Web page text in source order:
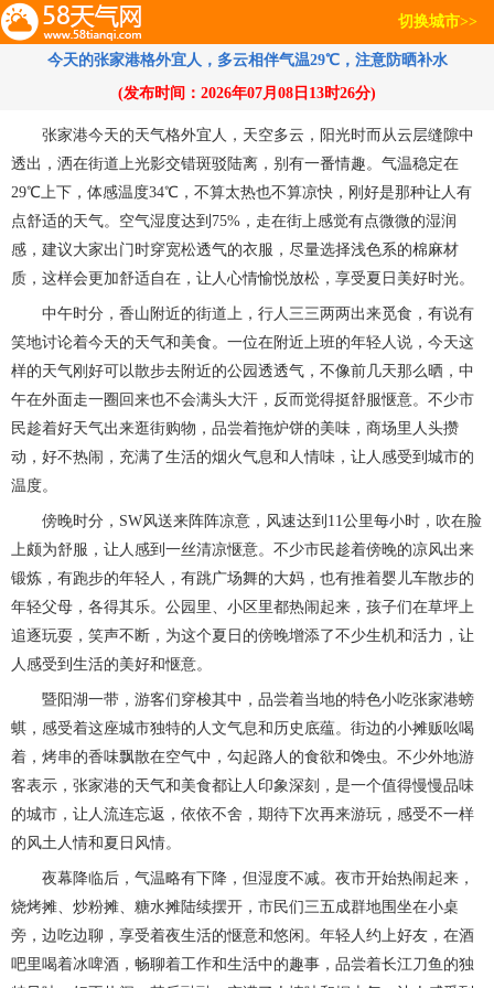
切换城市>>
今天的张家港格外宜人，多云相伴气温29℃，注意防晒补水
(发布时间：2026年07月08日13时26分)
张家港今天的天气格外宜人，天空多云，阳光时而从云层缝隙中
透出，洒在街道上光影交错斑驳陆离，别有一番情趣。气温稳定在
29℃上下，体感温度34℃，不算太热也不算凉快，刚好是那种让人有
点舒适的天气。空气湿度达到75%，走在街上感觉有点微微的湿润
感，建议大家出门时穿宽松透气的衣服，尽量选择浅色系的棉麻材
质，这样会更加舒适自在，让人心情愉悦放松，享受夏日美好时光。
中午时分，香山附近的街道上，行人三三两两出来觅食，有说有
笑地讨论着今天的天气和美食。一位在附近上班的年轻人说，今天这
样的天气刚好可以散步去附近的公园透透气，不像前几天那么晒，中
午在外面走一圈回来也不会满头大汗，反而觉得挺舒服惬意。不少市
民趁着好天气出来逛街购物，品尝着拖炉饼的美味，商场里人头攒
动，好不热闹，充满了生活的烟火气息和人情味，让人感受到城市的
温度。
傍晚时分，SW风送来阵阵凉意，风速达到11公里每小时，吹在脸
上颇为舒服，让人感到一丝清凉惬意。不少市民趁着傍晚的凉风出来
锻炼，有跑步的年轻人，有跳广场舞的大妈，也有推着婴儿车散步的
年轻父母，各得其乐。公园里、小区里都热闹起来，孩子们在草坪上
追逐玩耍，笑声不断，为这个夏日的傍晚增添了不少生机和活力，让
人感受到生活的美好和惬意。
暨阳湖一带，游客们穿梭其中，品尝着当地的特色小吃张家港螃
蜞，感受着这座城市独特的人文气息和历史底蕴。街边的小摊贩吆喝
着，烤串的香味飘散在空气中，勾起路人的食欲和馋虫。不少外地游
客表示，张家港的天气和美食都让人印象深刻，是一个值得慢慢品味
的城市，让人流连忘返，依依不舍，期待下次再来游玩，感受不一样
的风土人情和夏日风情。
夜幕降临后，气温略有下降，但湿度不减。夜市开始热闹起来，
烧烤摊、炒粉摊、糖水摊陆续摆开，市民们三五成群地围坐在小桌
旁，边吃边聊，享受着夜生活的惬意和悠闲。年轻人约上好友，在酒
吧里喝着冰啤酒，畅聊着工作和生活中的趣事，品尝着长江刀鱼的独